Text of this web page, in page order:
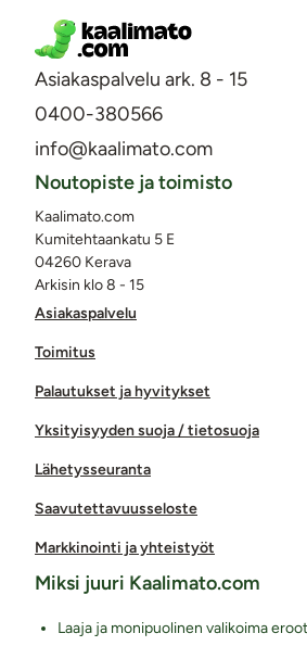
Asiakaspalvelu ark. 8 - 15
0400-380566
info@kaalimato.com
Asiakaspalvelu
Toimitus
Palautukset ja hyvitykset
Yksityisyyden suoja / tietosuoja
Lähetysseuranta
Saavutettavuusseloste
Markkinointi ja yhteistyöt
Noutopiste ja toimisto
Kaalimato.com
Kumitehtaankatu 5 E
04260 Kerava
Arkisin klo 8 - 15
Miksi juuri Kaalimato.com
Laaja ja monipuolinen valikoima